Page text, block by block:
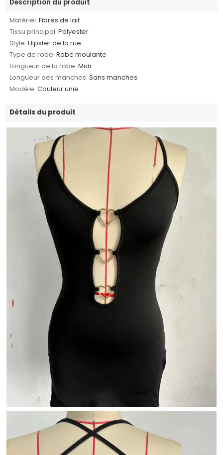
Description du produit
Matériel: Fibres de lait
Tissu principal: Polyester
Style: Hipster de la rue
Type de robe: Robe moulante
Longueur de la robe: Midi
Longueur des manches: Sans manches
Modèle: Couleur unie
Détails du produit